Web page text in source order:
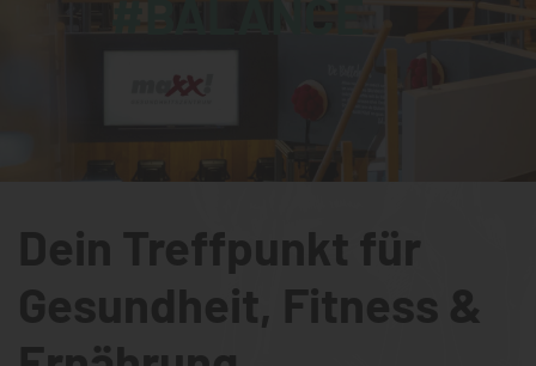
Dein Treffpunkt für
Gesundheit, Fitness &